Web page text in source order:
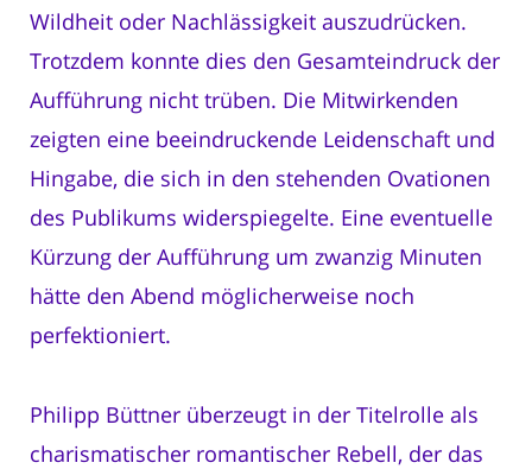
Wildheit oder Nachlässigkeit auszudrücken.
Trotzdem konnte dies den Gesamteindruck der
Aufführung nicht trüben. Die Mitwirkenden
zeigten eine beeindruckende Leidenschaft und
Hingabe, die sich in den stehenden Ovationen
des Publikums widerspiegelte. Eine eventuelle
Kürzung der Aufführung um zwanzig Minuten
hätte den Abend möglicherweise noch
perfektioniert.
Philipp Büttner überzeugt in der Titelrolle als
charismatischer romantischer Rebell, der das